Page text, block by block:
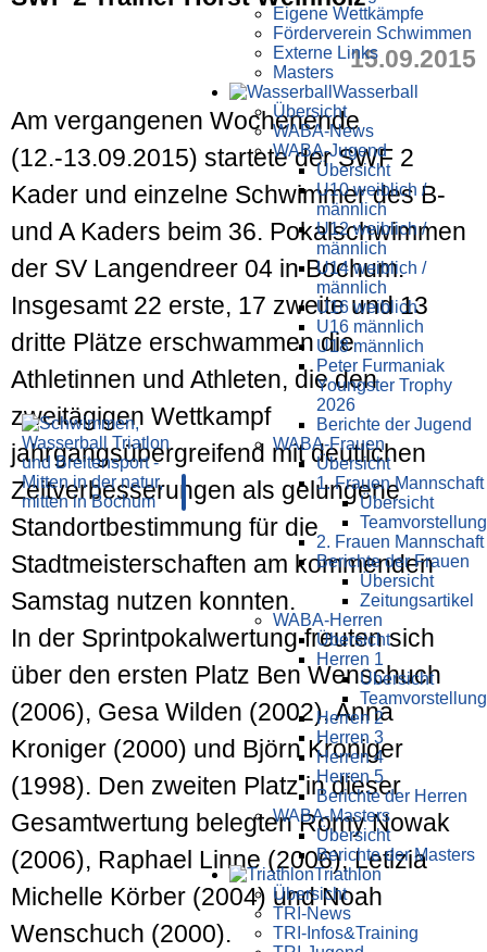
Eigene Wettkämpfe
Förderverein Schwimmen
Externe Links
Masters
Wasser­ball
Übersicht
WABA-News
WABA-Jugend
Übersicht
U10 weiblich /
männlich
U12 weiblich /
männlich
U14 weiblich /
männlich
U16 weiblich
U16 männlich
U18 männlich
Peter Furmaniak
Youngster Trophy
2026
Berichte der Jugend
WABA-Frauen
Übersicht
1. Frauen Mannschaft
Übersicht
Teamvorstellung
2. Frauen Mannschaft
Berichte der Frauen
Übersicht
Zeitungsartikel
WABA-Herren
Übersicht
Herren 1
Übersicht
Teamvorstellung
Herren 2
Herren 3
Herren 4
Herren 5
Berichte der Herren
WABA-Masters
Übersicht
Berichte der Masters
Triathlon
Übersicht
TRI-News
TRI-Infos&Training
15.09.2015
Am vergangenen Wochenende
(12.-13.09.2015) startete der SWF 2
Kader und einzelne Schwimmer des B-
und A Kaders beim 36. Pokalschwimmen
der SV Langendreer 04 in Bochum.
Insgesamt 22 erste, 17 zweite und 13
dritte Plätze erschwammen die
Athletinnen und Athleten, die den
zweitägigen Wettkampf
jahrgangsübergreifend mit deutlichen
Zeitverbesserungen als gelungene
Standortbestimmung für die
Stadtmeisterschaften am kommenden
Samstag nutzen konnten.
In der Sprintpokalwertung freuten sich
über den ersten Platz Ben Wenschuch
(2006), Gesa Wilden (2002), Anna
Kroniger (2000) und Björn Kroniger
(1998). Den zweiten Platz in dieser
Gesamtwertung belegten Romy Nowak
(2006), Raphael Linne (2006), Letizia
Michelle Körber (2004) und Noah
Wenschuch (2000).